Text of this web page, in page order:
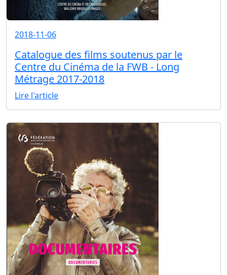
2018-11-06
Catalogue des films soutenus par le
Centre du Cinéma de la FWB - Long
Métrage 2017-2018
Lire l'article